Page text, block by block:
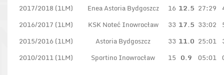
2017/2018 (1LM)
Enea Astoria Bydgoszcz 16 12.5 27:29
2016/2017 (1LM)
KSK Noteć Inowrocław 33 17.5 33:02
2015/2016 (1LM)
Astoria Bydgoszcz 33 11.0 25:01
2010/2011 (1LM)
Sportino Inowrocław 15 0.9 05:01